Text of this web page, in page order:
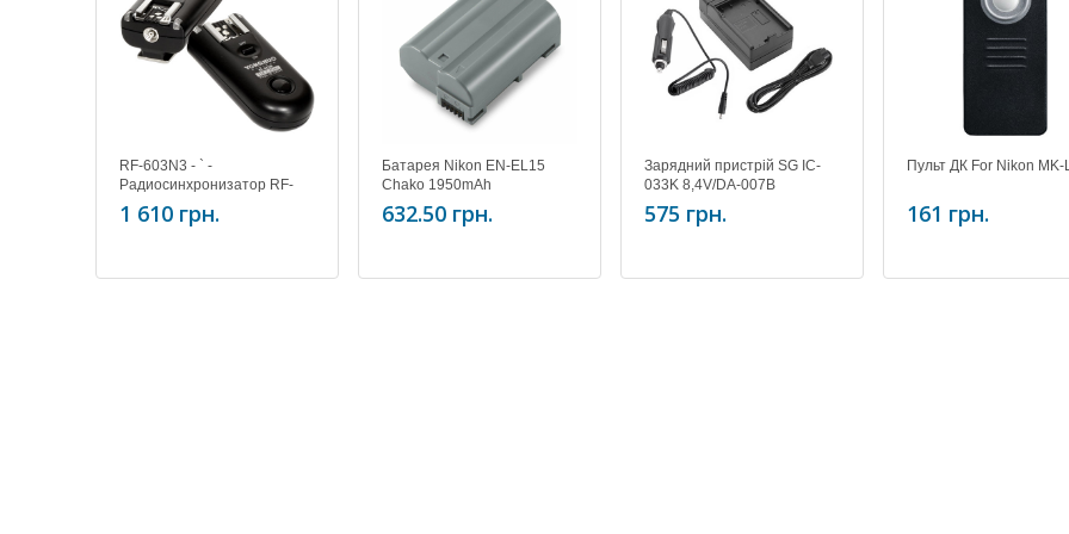
RF-603N3 - ` -
Радиосинхронизатор RF-
603 Nikon3 (KIT) (D90,
D3100, D5000, D7000)
1 610 грн.
Батарея Nikon EN-EL15
Chako 1950mAh
632.50 грн.
Зарядний пристрій SG IC-
033K 8,4V/DA-007B
комплект
575 грн.
Пульт ДК For Nikon MK-
161 грн.